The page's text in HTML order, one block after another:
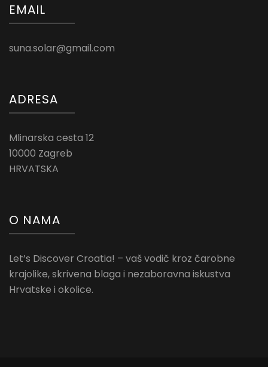
EMAIL
suna.solar@gmail.com
ADRESA
Mlinarska cesta 12
10000 Zagreb
HRVATSKA
O NAMA
Let’s Discover Croatia! – vaš vodič kroz čarobne
krajolike, skrivena blaga i nezaboravna iskustva
Hrvatske i okolice.